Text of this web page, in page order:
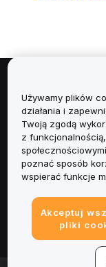
Informacje
Usługi
Obsługa
Informacje
Używamy plików
działania i
Twoją zgodą
z
poznać sposób
wspierać funkcje
Akceptuj
pliki